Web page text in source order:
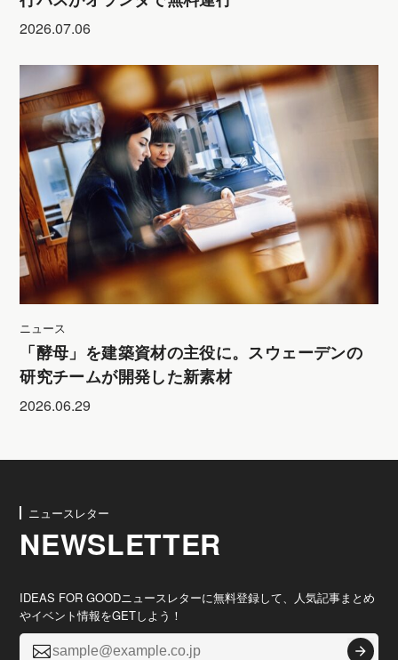
2026.07.06
ニュース
「酵母」を建築資材の主役に。スウェーデンの
研究チームが開発した新素材
2026.06.29
ニュースレター
NEWSLETTER
IDEAS FOR GOODニュースレターに無料登録して、人気記事まとめ
やイベント情報をGETしよう！
